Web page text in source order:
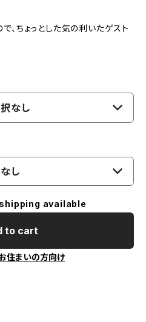
、ちょっとした気の利いたゲスト
なし
なし
available
to cart
住まいの方向け